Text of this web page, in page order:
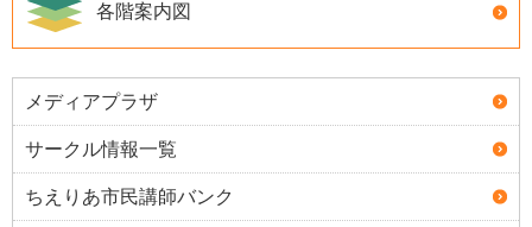
各階案内図
メディアプラザ
サークル情報一覧
ちえりあ市民講師バンク